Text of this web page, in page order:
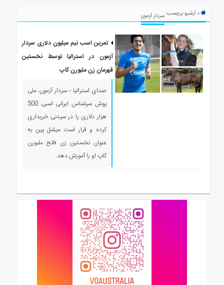
استرالیا
ارتباط
» آرشیو برچسب:سردار آزمون
تمرین اسب نیم میلیون دلاری سردار
آزمون در استرالیا توسط نخستین
قهرمان زن ملبورن کاپ
صدای استرالیا – سردار آزمون، ملی
پوش سرشناس ایرانی اسبی 500
هزار دلاری را در سیدنی خریداری
کرده و قرار است میشل پین به
عنوان نخستین زن فاتح ملبورن
کاپ او را آموزش دهد.